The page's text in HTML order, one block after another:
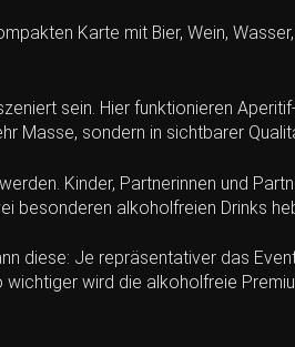
Karte mit Bier, Wein,
sein. Hier funktionieren
Masse, sondern in sichtbarer
Kinder, Partnerinnen und
besonderen alkoholfreien Drinks
diese: Je repräsentativer das
wird die alkoholfreie